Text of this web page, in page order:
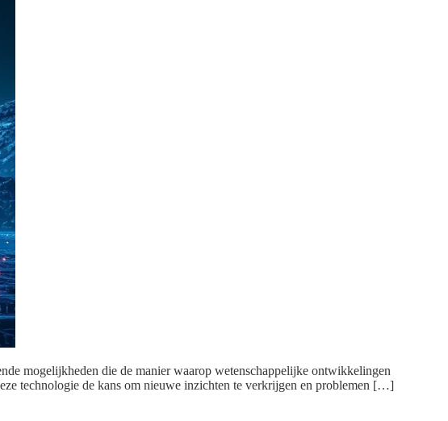
mogelijkheden die de manier waarop wetenschappelijke ontwikkelingen
technologie de kans om nieuwe inzichten te verkrijgen en problemen […]